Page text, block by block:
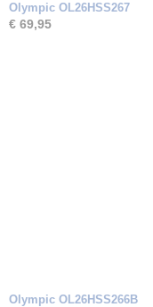
Olympic OL26HSS267
€ 69,95
Olympic OL26HSS266B